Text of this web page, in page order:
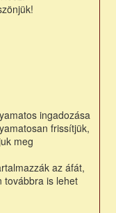
ingadozása
frissítjük,
meg
az áfát,
továbbra is lehet